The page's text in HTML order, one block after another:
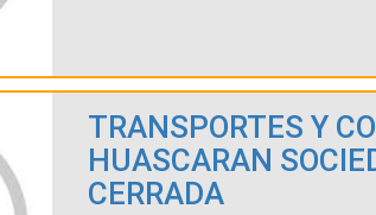
TRANSPORTES Y
HUASCARAN
CERRADA